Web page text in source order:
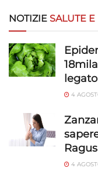
NOTIZIE SALUTE
4
4